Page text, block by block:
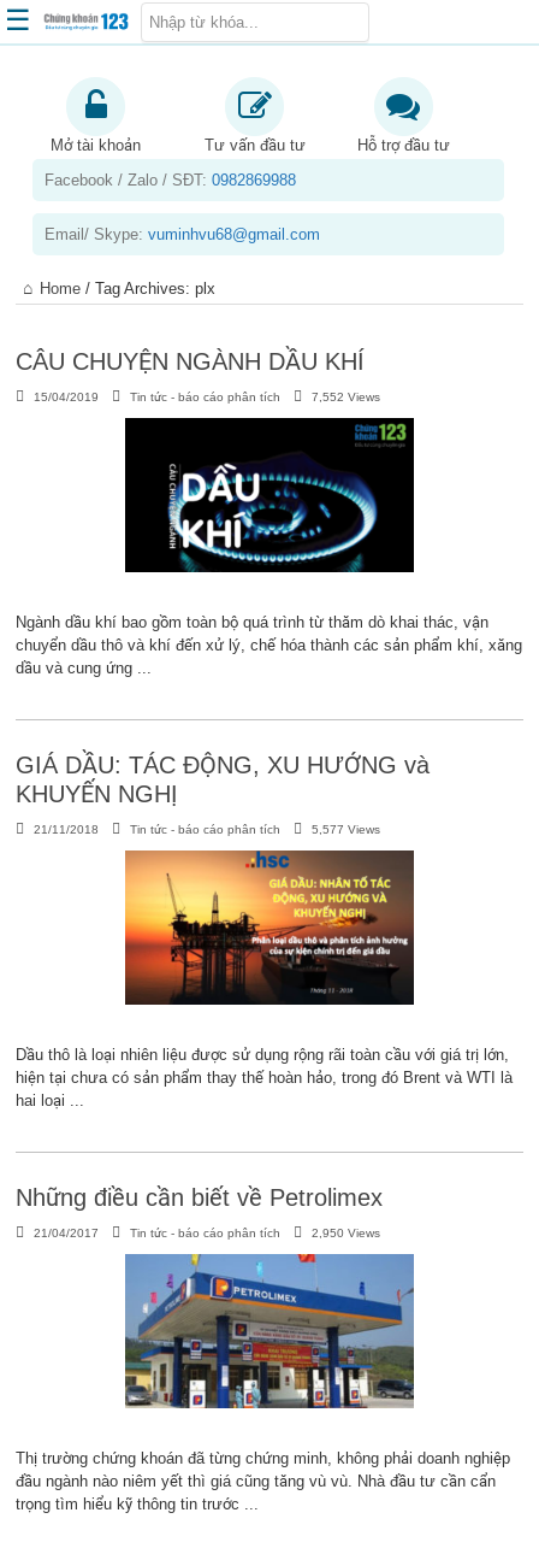
Trang chủ
Kiến thức chứng khoán
Kinh nghiệm đầu tư
Sản phẩm – dịch vụ
Chứng khoán phái sinh
☰
Mở tài khoản Tư vấn đầu tư
Hỗ trợ đầu tư
Facebook / Zalo / SĐT:0982869988
Email/ Skype:vuminhvu68@gmail.com
Home /Tag Archives: plx
CÂU CHUYỆN NGÀNH DẦU KHÍ
15/04/2019 Tin tức - báo cáo phân tích 7,552 Views
Ngành dầu khí bao gồm toàn bộ quá trình từ thăm dò khai thác, vận
chuyển dầu thô và khí đến xử lý, chế hóa thành các sản phẩm khí, xăng
dầu và cung ứng ...
GIÁ DẦU: TÁC ĐỘNG, XU HƯỚNG và
KHUYẾN NGHỊ
21/11/2018 Tin tức - báo cáo phân tích 5,577 Views
Dầu thô là loại nhiên liệu được sử dụng rộng rãi toàn cầu với giá trị lớn,
hiện tại chưa có sản phẩm thay thế hoàn hảo, trong đó Brent và WTI là
hai loại ...
Những điều cần biết về Petrolimex
21/04/2017 Tin tức - báo cáo phân tích 2,950 Views
Thị trường chứng khoán đã từng chứng minh, không phải doanh nghiệp
đầu ngành nào niêm yết thì giá cũng tăng vù vù. Nhà đầu tư cần cẩn
trọng tìm hiểu kỹ thông tin trước ...